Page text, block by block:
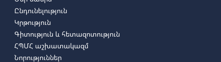
Ընդունելություն
Կրթություն
Գիտություն և հետազոտություն
ՀՊՄՀ աշխատակազմ
Նորություններ